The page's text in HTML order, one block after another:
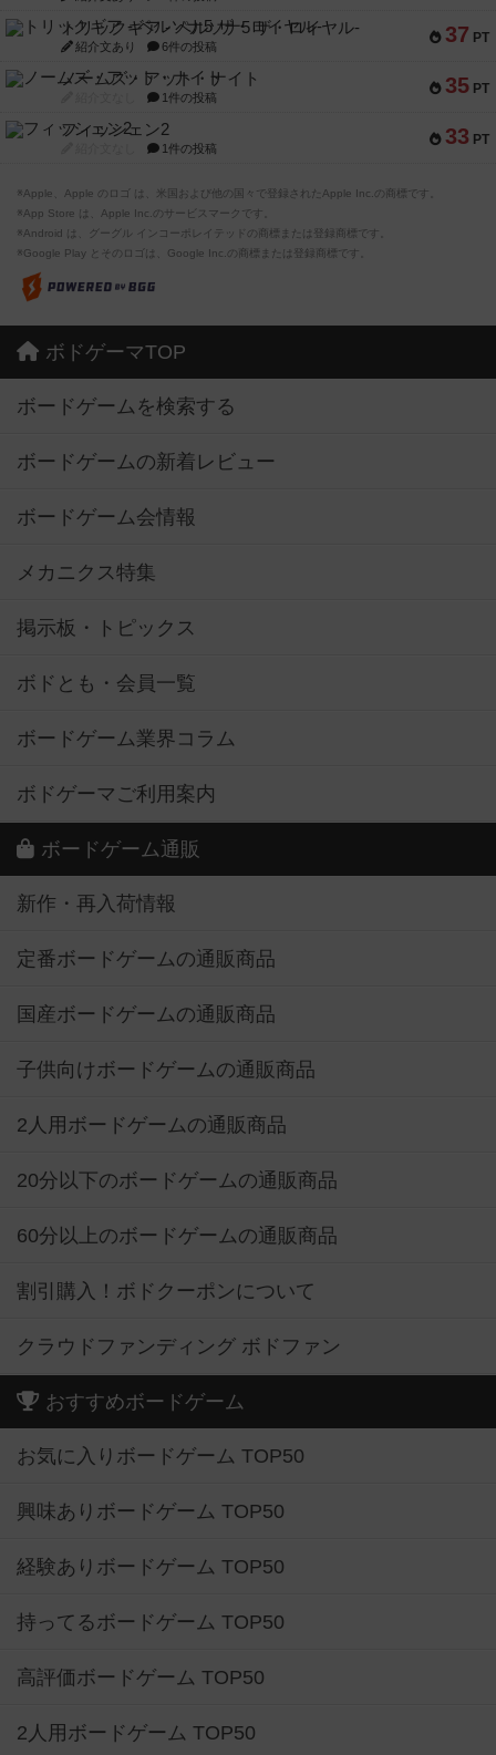
37 PT
トリックギア - ペルソナ5 ザ・ロイヤル-
紹介文あり 6件の投稿
35 PT
ノームズ・アット・ナイト
1件の投稿
33 PT
フィッシェン2
1件の投稿
※Apple、Apple のロゴ は、米国および他の国々で登録されたApple Inc.の商標です。
※App Store は、Apple Inc.のサービスマークです。
※Android は、グーグル インコーポレイテッドの商標または登録商標です。
※Google Play とそのロゴは、Google Inc.の商標または登録商標です。
ボドゲーマTOP
ボードゲームを検索する
ボードゲームの新着レビュー
ボードゲーム会情報
メカニクス特集
掲示板・トピックス
ボドとも・会員一覧
ボードゲーム業界コラム
ボドゲーマご利用案内
ボードゲーム通販
新作・再入荷情報
定番ボードゲームの通販商品
国産ボードゲームの通販商品
子供向けボードゲームの通販商品
2人用ボードゲームの通販商品
20分以下のボードゲームの通販商品
60分以上のボードゲームの通販商品
割引購入！ボドクーポンについて
クラウドファンディング ボドファン
おすすめボードゲーム
お気に入りボードゲーム TOP50
興味ありボードゲーム TOP50
経験ありボードゲーム TOP50
持ってるボードゲーム TOP50
高評価ボードゲーム TOP50
2人用ボードゲーム TOP50